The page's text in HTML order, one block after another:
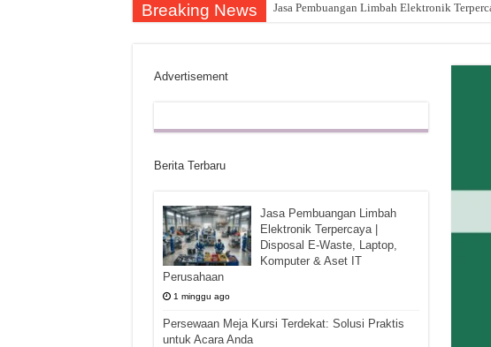
Breaking News Jasa Pembuangan Limbah Elektronik
Advertisement
Berita Terbaru
Jasa Pembuangan Limbah
Elektronik Terpercaya |
Disposal E-Waste, Laptop,
Komputer & Aset IT
Perusahaan
1 minggu ago
Persewaan Meja Kursi Terdekat: Solusi Praktis
untuk Acara Anda